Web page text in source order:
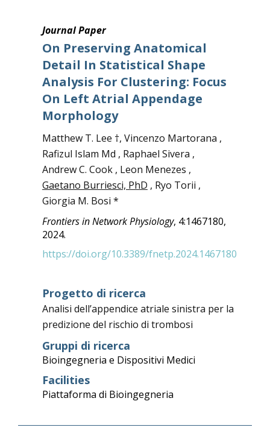
Journal Paper
On Preserving Anatomical
Detail In Statistical Shape
Analysis For Clustering: Focus
On Left Atrial Appendage
Morphology
Matthew T. Lee †, Vincenzo Martorana ,
Rafizul Islam Md , Raphael Sivera ,
Andrew C. Cook , Leon Menezes ,
Gaetano Burriesci, PhD , Ryo Torii ,
Giorgia M. Bosi *
Frontiers inNetwork Physiology, 4:1467180,
2024.
https://doi.org/10.3389/fnetp.2024.1467180
Progetto di ricerca
Analisi dell’appendice atriale sinistra per la
predizione del rischio di trombosi
Gruppi di ricerca
Bioingegneria e Dispositivi Medici
Facilities
Piattaforma di Bioingegneria